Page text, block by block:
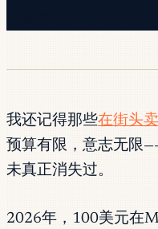
我还记得那些在街头
预算有限，意志无限
未真正消失过。
2026年，100美元在